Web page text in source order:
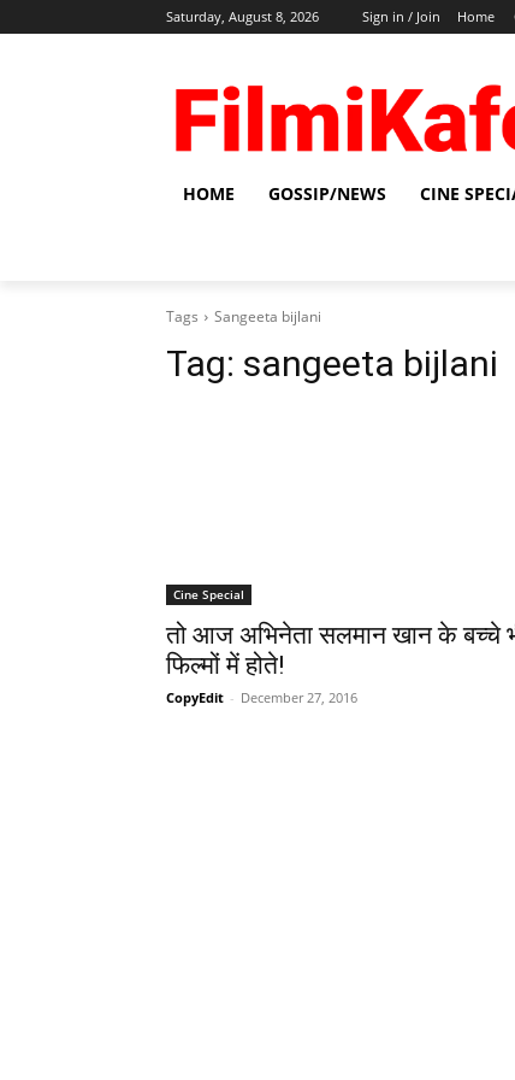
Saturday, August 8, 2026 Sign in / Join Home
HOME GOSSIP/NEWS CINE
Tags Sangeeta bijlani
Tag: sangeeta bijlani
Cine Special
तो आज अभिनेता सलमान खान के बच्‍चे
फिल्‍मों में होते!
CopyEdit - December 27, 2016